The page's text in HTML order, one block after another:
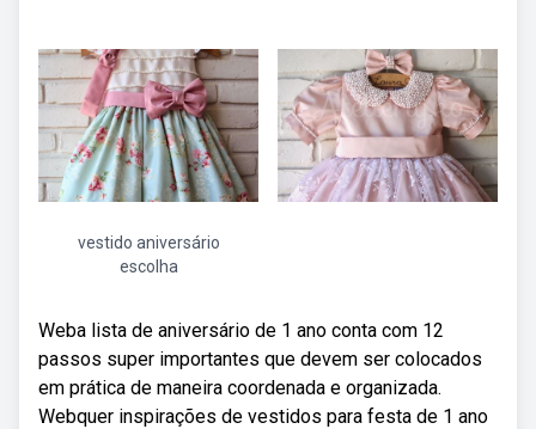
vestido aniversário
escolha
Weba lista de aniversário de 1 ano conta com 12
passos super importantes que devem ser colocados
em prática de maneira coordenada e organizada.
Webquer inspirações de vestidos para festa de 1 ano